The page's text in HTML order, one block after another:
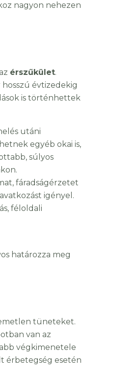
nagyon nehezen
érszűkület.
évtizedekig
is történhettek
utáni
egyéb okai is,
súlyos
fáradságérzetet
igényel.
féloldali
határozza meg
tüneteket.
van az
végkimenetele
érbetegség esetén